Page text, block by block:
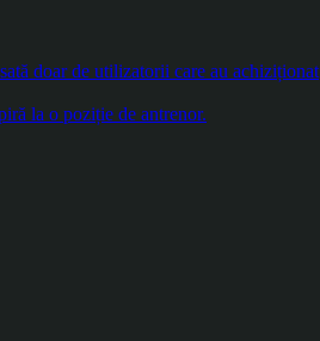
doar de utilizatorii care au achiziționat
la o poziție de antrenor.